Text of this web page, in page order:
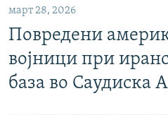
март 28, 2026
Повредени
војници при
база во Саудиска